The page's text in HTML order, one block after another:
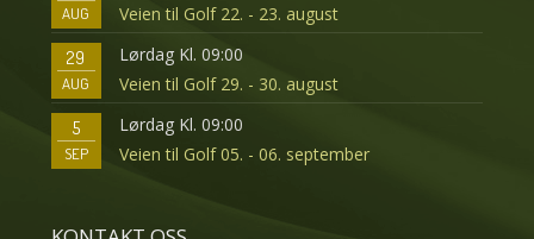
AUG
Veien til Golf 22. - 23. august
29
AUG
Lørdag Kl. 09:00
Veien til Golf 29. - 30. august
5
SEP
Lørdag Kl. 09:00
Veien til Golf 05. - 06. september